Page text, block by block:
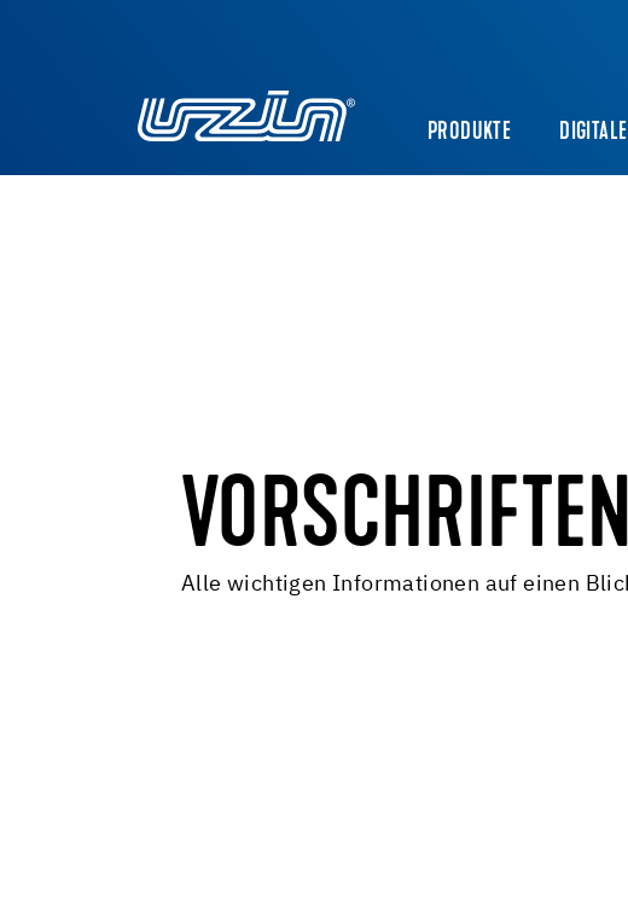
PRODUKTE
Alle wichtigen Informationen auf einen